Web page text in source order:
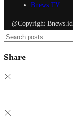
Bnews TV
@Copyright
Share